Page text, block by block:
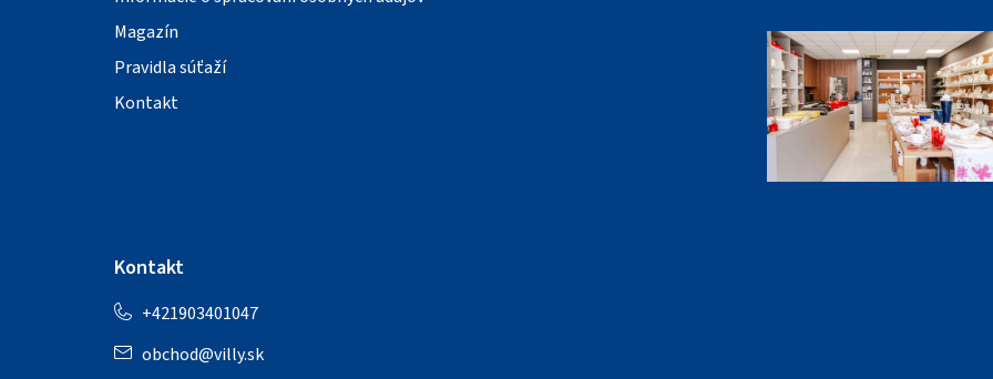
Magazín
Pravidla súťaží
Kontakt
Kontakt
obchod@villy.sk
+421903401047